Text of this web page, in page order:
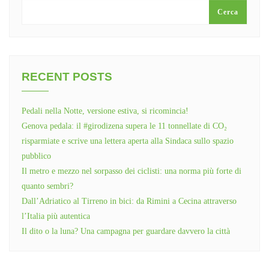
Cerca
RECENT POSTS
Pedali nella Notte, versione estiva, si ricomincia!
Genova pedala: il #girodizena supera le 11 tonnellate di CO₂
risparmiate e scrive una lettera aperta alla Sindaca sullo spazio
pubblico
Il metro e mezzo nel sorpasso dei ciclisti: una norma più forte di
quanto sembri?
Dall’Adriatico al Tirreno in bici: da Rimini a Cecina attraverso
l’Italia più autentica
Il dito o la luna? Una campagna per guardare davvero la città